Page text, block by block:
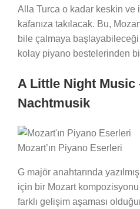
Alla Turca o kadar keskin ve
kafanıza takılacak. Bu,
bile çalmaya
kolay piyano bestelerinden
A Little Night Music
Nachtmusik
Mozart’ın Piyano Eserleri
G majör anahtarında
için bir Mozart
farklı gelişim aşaması